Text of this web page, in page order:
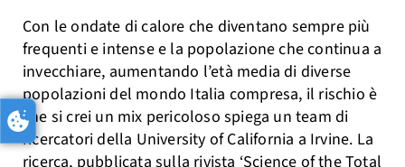
Con le ondate di calore che diventano sempre più
frequenti e intense e la popolazione che continua a
invecchiare, aumentando l’età media di diverse
popolazioni del mondo Italia compresa, il rischio è
che si crei un mix pericoloso spiega un team di
ricercatori della University of California a Irvine. La
ricerca, pubblicata sulla rivista ‘Science of the Total